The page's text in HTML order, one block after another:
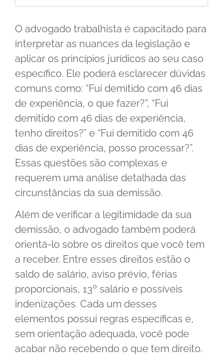
O advogado trabalhista é capacitado para
interpretar as nuances da legislação e
aplicar os princípios jurídicos ao seu caso
específico. Ele poderá esclarecer dúvidas
comuns como: “Fui demitido com 46 dias
de experiência, o que fazer?”, “Fui
demitido com 46 dias de experiência,
tenho direitos?” e “Fui demitido com 46
dias de experiência, posso processar?”.
Essas questões são complexas e
requerem uma análise detalhada das
circunstâncias da sua demissão.
Além de verificar a legitimidade da sua
demissão, o advogado também poderá
orientá-lo sobre os direitos que você tem
a receber. Entre esses direitos estão o
saldo de salário, aviso prévio, férias
proporcionais, 13º salário e possíveis
indenizações. Cada um desses
elementos possui regras específicas e,
sem orientação adequada, você pode
acabar não recebendo o que tem direito.